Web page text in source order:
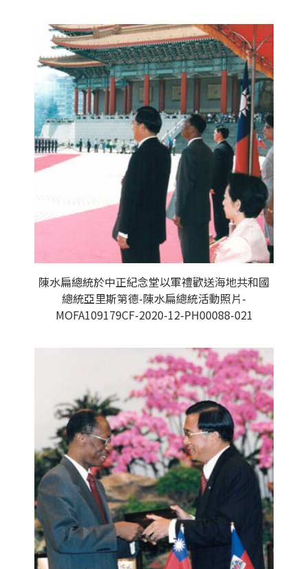
陳水扁總統於中正紀念堂以軍禮歡送海地共和國
總統亞里斯第德-陳水扁總統活動照片-
MOFA109179CF-2020-12-PH00088-021